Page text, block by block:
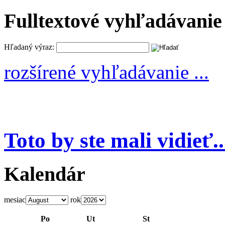
Fulltextové vyhľadávanie
Hľadaný výraz:
rozšírené vyhľadávanie ...
Toto by ste mali
Kalendár
mesiac rok
Po Ut
St